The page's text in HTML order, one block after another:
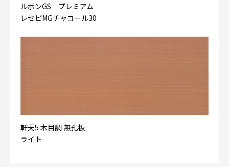
ルボンGS プレミアム
レセピMGチャコール30
軒天5 木目調 無孔板
ライト